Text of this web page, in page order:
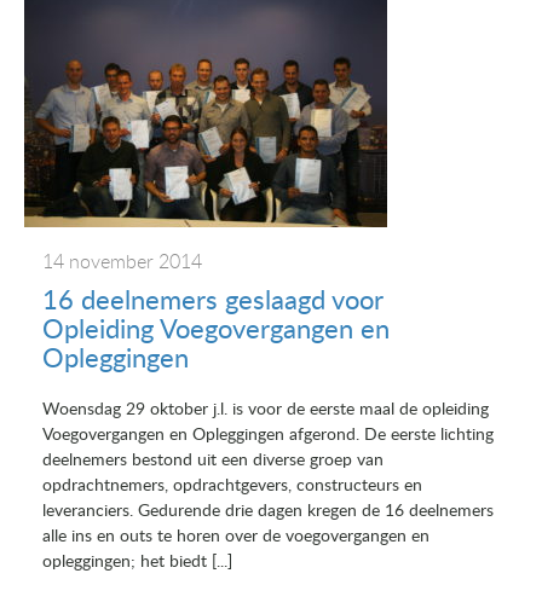
14 november 2014
16 deelnemers geslaagd voor
Opleiding Voegovergangen en
Opleggingen
Woensdag 29 oktober j.l. is voor de eerste maal de opleiding
Voegovergangen en Opleggingen afgerond. De eerste lichting
deelnemers bestond uit een diverse groep van
opdrachtnemers, opdrachtgevers, constructeurs en
leveranciers. Gedurende drie dagen kregen de 16 deelnemers
alle ins en outs te horen over de voegovergangen en
opleggingen; het biedt [...]